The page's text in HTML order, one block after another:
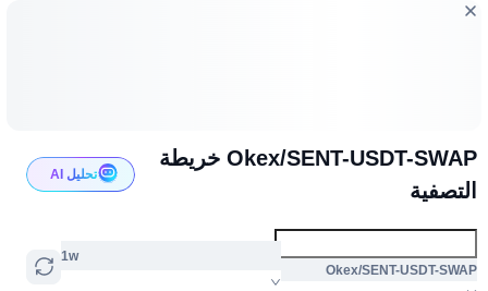
Okex/SENT-USDT-SWAP خريطة
التصفية
تحليل AI
Okex/SENT-USDT-SWAP
1w